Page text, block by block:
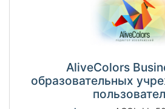
AliveColors
образовательных